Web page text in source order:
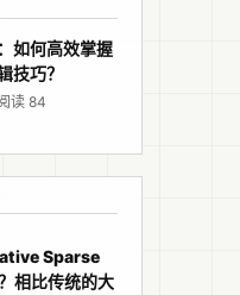
如何高效掌握
巧？
读 84
Sparse
相比传统的大